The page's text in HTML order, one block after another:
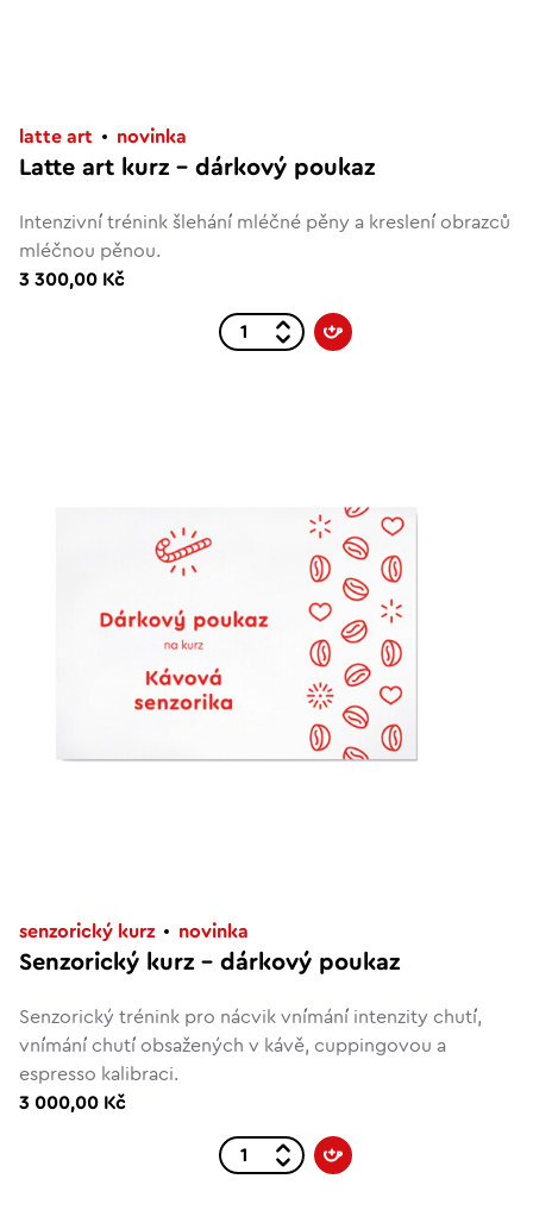
latte art novinka
Latte art kurz – dárkový poukaz
Intenzivní trénink šlehání mléčné pěny a kreslení obrazců
mléčnou pěnou.
3 300,00 Kč
senzorický kurz novinka
Senzorický kurz – dárkový poukaz
Senzorický trénink pro nácvik vnímání intenzity chutí,
vnímání chutí obsažených v kávě, cuppingovou a
espresso kalibraci.
3 000,00 Kč